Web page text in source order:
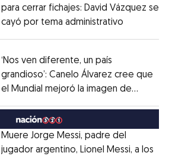
para cerrar fichajes: David Vázquez se
cayó por tema administrativo
‘Nos ven diferente, un país
grandioso’: Canelo Álvarez cree que
el Mundial mejoró la imagen de
MéxicoOpens in new window
Muere Jorge Messi, padre del
jugador argentino, Lionel Messi, a los